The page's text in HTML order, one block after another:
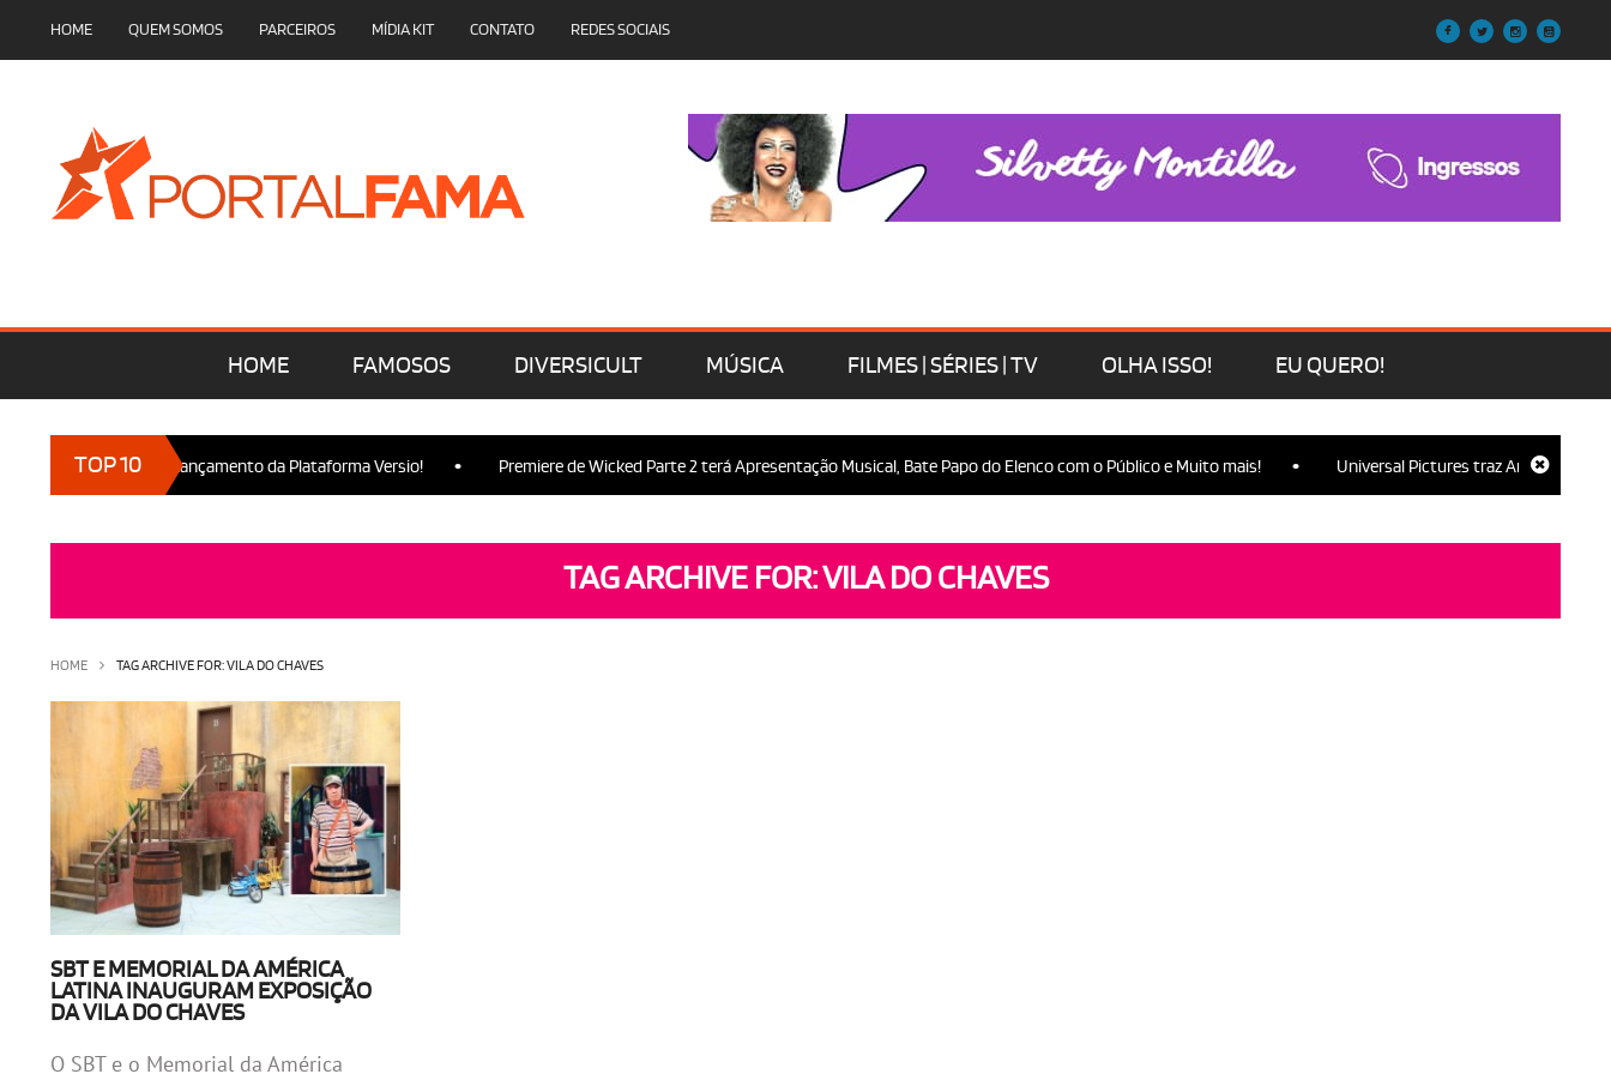
HOME QUEM SOMOS PARCEIROS MÍDIA KIT CONTATO REDES SOCIAIS
HOME FAMOSOS DIVERSICULT MÚSICA FILMES | SÉRIES | TV OLHA ISSO! EU QUERO!
TOP 10
presença no Lançamento da Plataforma Versio! Premiere de Wicked Parte 2 terá Apresentação Musical, Bate Papo do Elenco com o Público e Muito mais! Universal Pictures traz Ariana Grande,
TAG ARCHIVE FOR: VILA DO CHAVES
HOME TAG ARCHIVE FOR: VILA DO CHAVES
SBT E MEMORIAL DA AMÉRICA
LATINA INAUGURAM EXPOSIÇÃO
DA VILA DO CHAVES
O SBT e o Memorial da América